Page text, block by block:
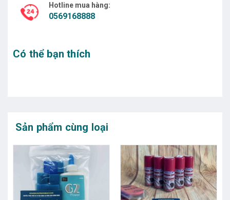
Hotline mua hàng:
0569168888
Có thể bạn thích
Sản phẩm cùng loại